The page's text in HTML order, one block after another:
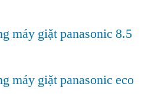
máy giặt panasonic 8.5
máy giặt panasonic eco